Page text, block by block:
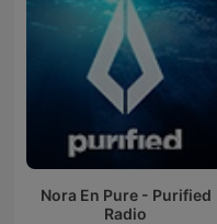
Nora En Pure - Purified
Radio